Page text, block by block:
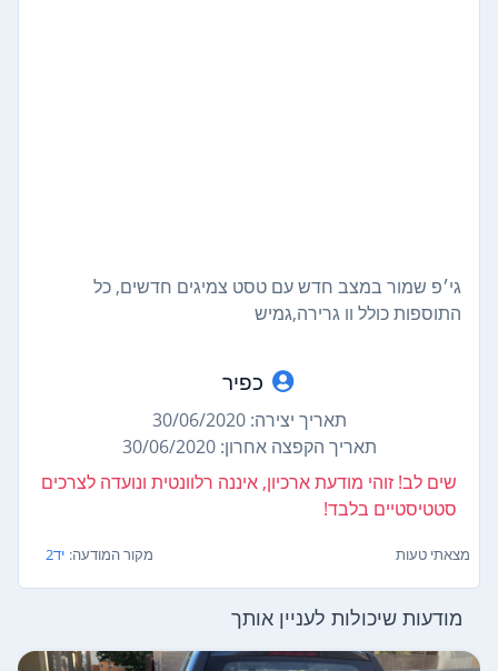
גי׳פ שמור במצב חדש עם טסט צמיגים חדשים, כל
התוספות כולל וו גרירה,גמיש
כפיר
תאריך יצירה: 30/06/2020
תאריך הקפצה אחרון: 30/06/2020
שים לב! זוהי מודעת ארכיון, איננה רלוונטית ונועדה לצרכים
סטטיסטיים בלבד!
מצאתי טעות מקור המודעה: יד2
מודעות שיכולות לעניין אותך